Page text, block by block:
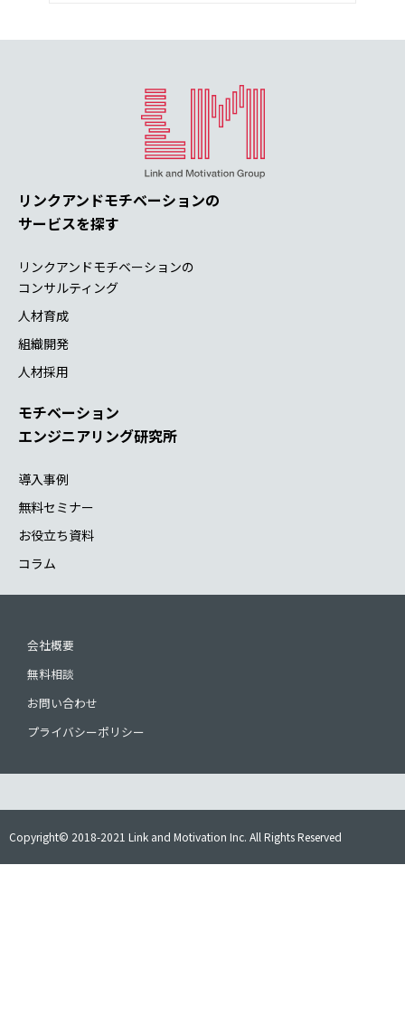
リンクアンドモチベーションの
サービスを探す
リンクアンドモチベーションの
コンサルティング
人材育成
組織開発
人材採用
モチベーション
エンジニアリング研究所
導入事例
無料セミナー
お役立ち資料
コラム
会社概要
無料相談
お問い合わせ
プライバシーポリシー
Copyright© 2018-2021 Link and Motivation Inc. All Rights Reserved